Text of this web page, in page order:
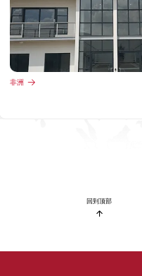
非洲
回到顶部